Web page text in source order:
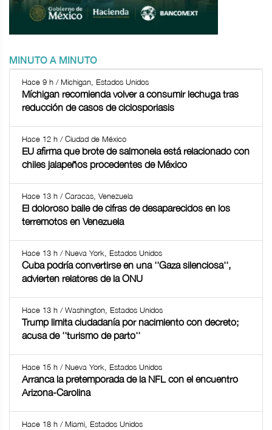
MINUTO A MINUTO
Hace 9 h / Michigan, Estados Unidos
Míchigan recomienda volver a consumir lechuga tras
reducción de casos de ciclosporiasis
Hace 12 h / Ciudad de México
EU afirma que brote de salmonela está relacionado con
chiles jalapeños procedentes de México
Hace 13 h / Caracas, Venezuela
El doloroso baile de cifras de desaparecidos en los
terremotos en Venezuela
Hace 13 h / Nueva York, Estados Unidos
Cuba podría convertirse en una ''Gaza silenciosa'',
advierten relatores de la ONU
Hace 13 h / Washington, Estados Unidos
Trump limita ciudadanía por nacimiento con decreto;
acusa de ''turismo de parto''
Hace 15 h / Nueva York, Estados Unidos
Arranca la pretemporada de la NFL con el encuentro
Arizona-Carolina
Hace 18 h / Miami, Estados Unidos